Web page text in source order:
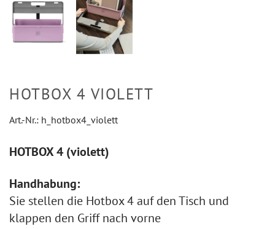
HOTBOX 4 VIOLETT
Art.-Nr.: h_hotbox4_violett
HOTBOX 4 (violett)
Handhabung:
Sie stellen die Hotbox 4 auf den Tisch und
klappen den Griff nach vorne